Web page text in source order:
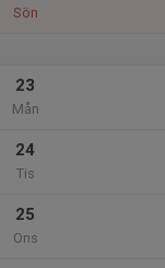
Sön
23
Mån
24
Tis
25
Ons